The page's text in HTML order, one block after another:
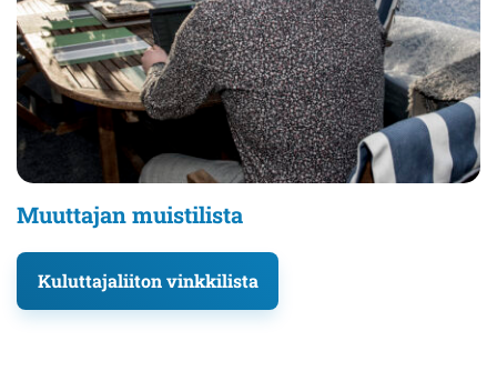
Muuttajan muistilista
Kuluttajaliiton vinkkilista